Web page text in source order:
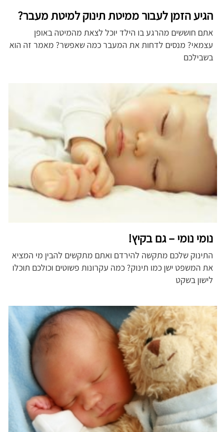
הגיע הזמן לעבור ממיטת תינוק למיטת מעבר?
אתם חוששים מהרגע בו הילד יוכל לצאת מהמיטה באופן
עצמאי? מנסים לדחות את המעבר כמה שאפשר? מאמר זה הוא
בשבילכם
נומי נומי – גם בקיץ!
התינוק שלכם מתקשה להירדם ואתם מתקשים להבין מי המציא
את המשפט ישן כמו תינוק? כמה עקרונות פשוטים וכולכם תוכלו
לישון בשקט